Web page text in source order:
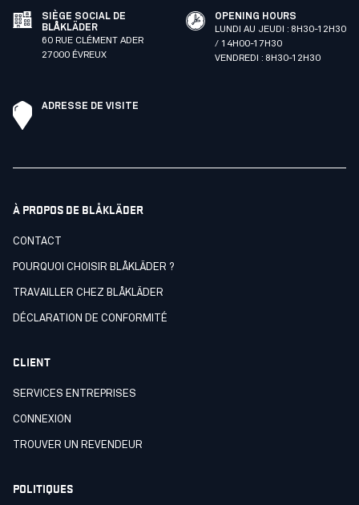
SIÈGE SOCIAL DE
BLÅKLÄDER
60 RUE CLÉMENT ADER
27000 ÉVREUX
OPENING HOURS
LUNDI AU JEUDI : 8H30-12H30
/ 14H00-17H30
VENDREDI : 8H30-12H30
ADRESSE DE VISITE
À PROPOS DE BLÅKLÄDER
CONTACT
POURQUOI CHOISIR BLÅKLÄDER ?
TRAVAILLER CHEZ BLÅKLÄDER
DÉCLARATION DE CONFORMITÉ
CLIENT
SERVICES ENTREPRISES
CONNEXION
TROUVER UN REVENDEUR
POLITIQUES